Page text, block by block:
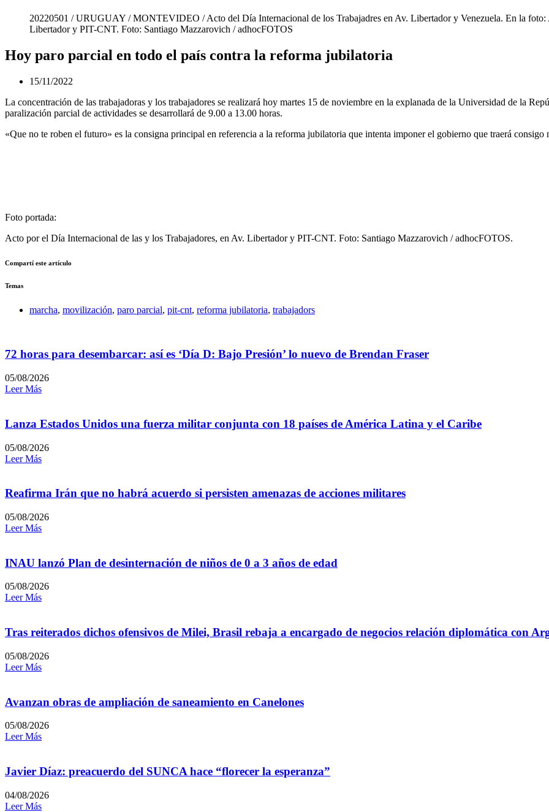
20220501 / URUGUAY / MONTEVIDEO / Acto del Día Internacional de los Trabajadres en Av. Libertador y Venezuela. En la foto:
Libertador y PIT-CNT. Foto: Santiago Mazzarovich / adhocFOTOS
Hoy paro parcial en todo el país contra la reforma jubilatoria
15/11/2022
La concentración de las trabajadoras y los trabajadores se realizará hoy martes 15 de noviembre en la explanada de la Universidad de la
paralización parcial de actividades se desarrollará de 9.00 a 13.00 horas.
«Que no te roben el futuro» es la consigna principal en referencia a la reforma jubilatoria que intenta imponer el gobierno que traerá consigo
Foto portada:
Acto por el Día Internacional de las y los Trabajadores, en Av. Libertador y PIT-CNT. Foto: Santiago Mazzarovich / adhocFOTOS.
Compartí este artículo
Temas
marcha, movilización, paro parcial, pit-cnt, reforma jubilatoria, trabajadors
72 horas para desembarcar: así es ‘Día D: Bajo Presión’ lo nuevo de Brendan Fraser
05/08/2026
Leer Más
Lanza Estados Unidos una fuerza militar conjunta con 18 países de América Latina y el Caribe
05/08/2026
Leer Más
Reafirma Irán que no habrá acuerdo si persisten amenazas de acciones militares
05/08/2026
Leer Más
INAU lanzó Plan de desinternación de niños de 0 a 3 años de edad
05/08/2026
Leer Más
Tras reiterados dichos ofensivos de Milei, Brasil rebaja a encargado de negocios relación diplomática con
05/08/2026
Leer Más
Avanzan obras de ampliación de saneamiento en Canelones
05/08/2026
Leer Más
Javier Díaz: preacuerdo del SUNCA hace “florecer la esperanza”
04/08/2026
Leer Más